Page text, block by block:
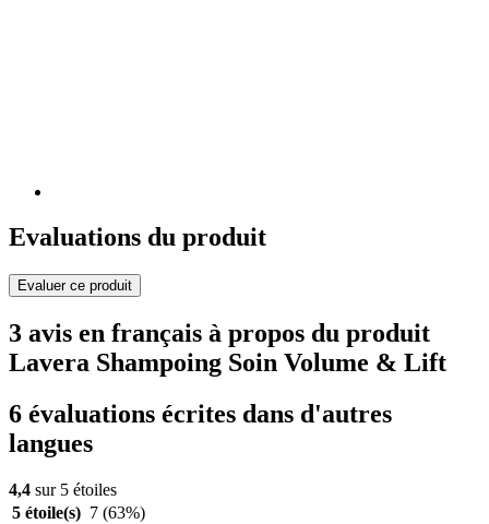
Evaluations du produit
Evaluer ce produit
3 avis en français à propos du produit
Lavera Shampoing Soin Volume & Lift
6 évaluations écrites dans d'autres
langues
4,4 sur 5 étoiles
5 étoile(s) 7 (63%)